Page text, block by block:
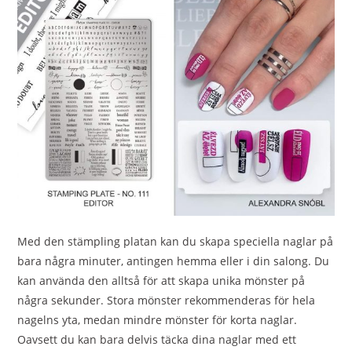
Med den stämpling platan kan du skapa speciella naglar på
bara några minuter, antingen hemma eller i din salong. Du
kan använda den alltså för att skapa unika mönster på
några sekunder.Stora mönster rekommenderas för hela
nagelns yta, medan mindre mönster för korta naglar.
Oavsett du kan bara delvis täcka dina naglar med ett